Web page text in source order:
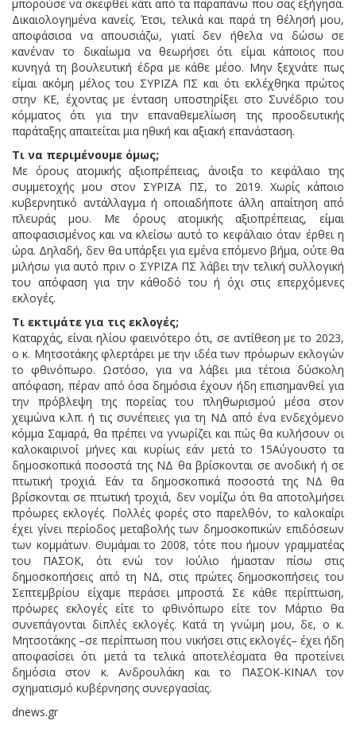
μπορούσε να σκεφθεί κάτι από τα παραπάνω που σας εξήγησα.
Δικαιολογημένα κανείς. Έτσι, τελικά και παρά τη θέλησή μου,
αποφάσισα να απουσιάζω, γιατί δεν ήθελα να δώσω σε
κανέναν το δικαίωμα να θεωρήσει ότι είμαι κάποιος που
κυνηγά τη βουλευτική έδρα με κάθε μέσο. Μην ξεχνάτε πως
είμαι ακόμη μέλος του ΣΥΡΙΖΑ ΠΣ και ότι εκλέχθηκα πρώτος
στην ΚΕ, έχοντας με ένταση υποστηρίξει στο Συνέδριο του
κόμματος ότι για την επαναθεμελίωση της προοδευτικής
παράταξης απαιτείται μια ηθική και αξιακή επανάσταση.
Τι να περιμένουμε όμως;
Με όρους ατομικής αξιοπρέπειας, άνοιξα το κεφάλαιο της
συμμετοχής μου στον ΣΥΡΙΖΑ ΠΣ, το 2019. Χωρίς κάποιο
κυβερνητικό αντάλλαγμα ή οποιαδήποτε άλλη απαίτηση από
πλευράς μου. Με όρους ατομικής αξιοπρέπειας, είμαι
αποφασισμένος και να κλείσω αυτό το κεφάλαιο όταν έρθει η
ώρα. Δηλαδή, δεν θα υπάρξει για εμένα επόμενο βήμα, ούτε θα
μιλήσω για αυτό πριν ο ΣΥΡΙΖΑ ΠΣ λάβει την τελική συλλογική
του απόφαση για την κάθοδό του ή όχι στις επερχόμενες
εκλογές.
Τι εκτιμάτε για τις εκλογές;
Καταρχάς, είναι ηλίου φαεινότερο ότι, σε αντίθεση με το 2023,
ο κ. Μητσοτάκης φλερτάρει με την ιδέα των πρόωρων εκλογών
το φθινόπωρο. Ωστόσο, για να λάβει μια τέτοια δύσκολη
απόφαση, πέραν από όσα δημόσια έχουν ήδη επισημανθεί για
την πρόβλεψη της πορείας του πληθωρισμού μέσα στον
χειμώνα κ.λπ. ή τις συνέπειες για τη ΝΔ από ένα ενδεχόμενο
κόμμα Σαμαρά, θα πρέπει να γνωρίζει και πώς θα κυλήσουν οι
καλοκαιρινοί μήνες και κυρίως εάν μετά το 15Αύγουστο τα
δημοσκοπικά ποσοστά της ΝΔ θα βρίσκονται σε ανοδική ή σε
πτωτική τροχιά. Εάν τα δημοσκοπικά ποσοστά της ΝΔ θα
βρίσκονται σε πτωτική τροχιά, δεν νομίζω ότι θα αποτολμήσει
πρόωρες εκλογές. Πολλές φορές στο παρελθόν, το καλοκαίρι
έχει γίνει περίοδος μεταβολής των δημοσκοπικών επιδόσεων
των κομμάτων. Θυμάμαι το 2008, τότε που ήμουν γραμματέας
του ΠΑΣΟΚ, ότι ενώ τον Ιούλιο ήμασταν πίσω στις
δημοσκοπήσεις από τη ΝΔ, στις πρώτες δημοσκοπήσεις του
Σεπτεμβρίου είχαμε περάσει μπροστά. Σε κάθε περίπτωση,
πρόωρες εκλογές είτε το φθινόπωρο είτε τον Μάρτιο θα
συνεπάγονται διπλές εκλογές. Κατά τη γνώμη μου, δε, ο κ.
Μητσοτάκης –σε περίπτωση που νικήσει στις εκλογές– έχει ήδη
αποφασίσει ότι μετά τα τελικά αποτελέσματα θα προτείνει
δημόσια στον κ. Ανδρουλάκη και το ΠΑΣΟΚ-ΚΙΝΑΛ τον
σχηματισμό κυβέρνησης συνεργασίας.
dnews.gr